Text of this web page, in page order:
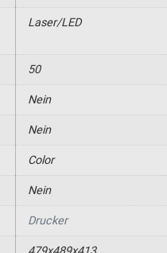
Laser/LED
50
Nein
Nein
Color
Nein
Drucker